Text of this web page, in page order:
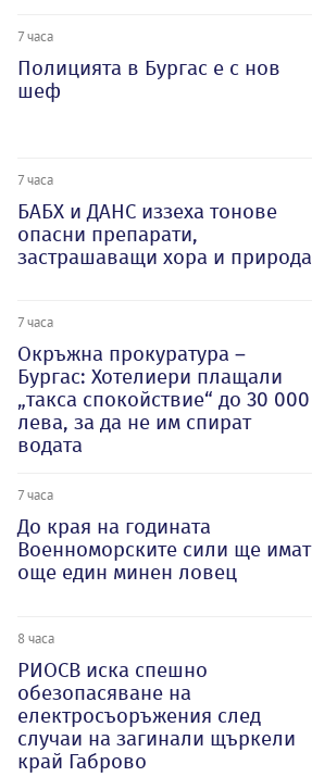
7 часа
Полицията в Бургас е с нов
шеф
7 часа
БАБХ и ДАНС иззеха тонове
опасни препарати,
застрашаващи хора и природа
7 часа
Окръжна прокуратура –
Бургас: Хотелиери плащали
„такса спокойствие“ до 30 000
лева, за да не им спират
водата
7 часа
До края на годината
Военноморските сили ще имат
още един минен ловец
8 часа
РИОСВ иска спешно
обезопасяване на
електросъоръжения след
случаи на загинали щъркели
край Габрово